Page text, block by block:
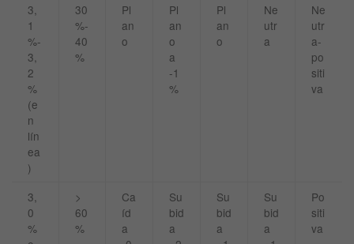
3,
1
%-
3,
2
%
(e
n
lín
ea
)
30
%-
40
%
Pl
an
o
Pl
an
o
a
-1
%
Pl
an
o
Ne
utr
a
Ne
utr
a-
po
siti
va
3,
0
%
>
60
%
Ca
íd
a
Su
bid
a
Su
bid
a
Su
bid
a
Po
siti
va